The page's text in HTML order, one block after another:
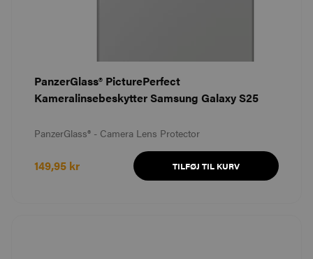
PanzerGlass® PicturePerfect
Kameralinsebeskytter Samsung Galaxy S25
PanzerGlass® - Camera Lens Protector
149,95 kr TILFØJ TIL KURV